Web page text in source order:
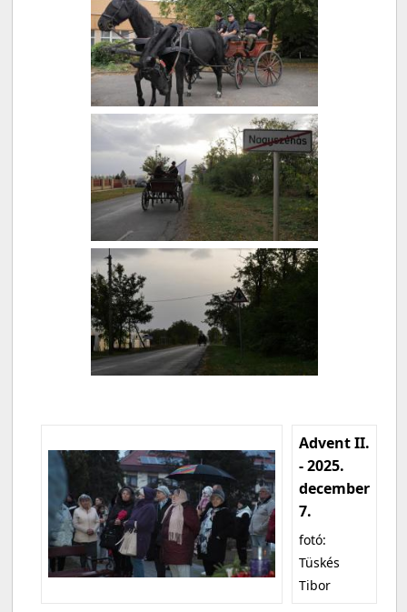
Advent II.
- 2025.
december
7.
fotó:
Tüskés
Tibor